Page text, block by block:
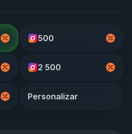
500
2 500
Personalizar